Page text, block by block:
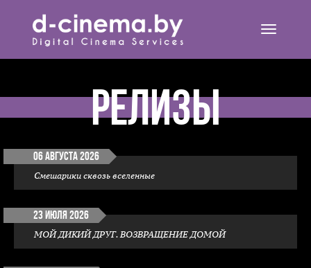
Открыть
Релизы
06 августа 2026
Смешарики сквозь вселенные
23 июля 2026
МОЙ ДИКИЙ ДРУГ. ВОЗВРАЩЕНИЕ ДОМОЙ